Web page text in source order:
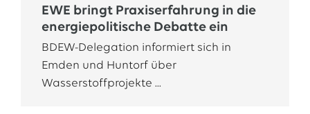
EWE bringt Praxiserfahrung in die
energiepolitische Debatte ein
BDEW-Delegation informiert sich in
Emden und Huntorf über
Wasserstoffprojekte ...